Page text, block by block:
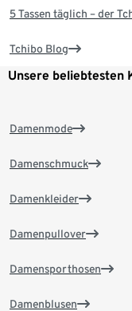
5 Tassen täglich – der
Tchibo Blog
Unsere beliebtesten
Damenmode
Damenschmuck
Damenkleider
Damenpullover
Damensporthosen
Damenblusen